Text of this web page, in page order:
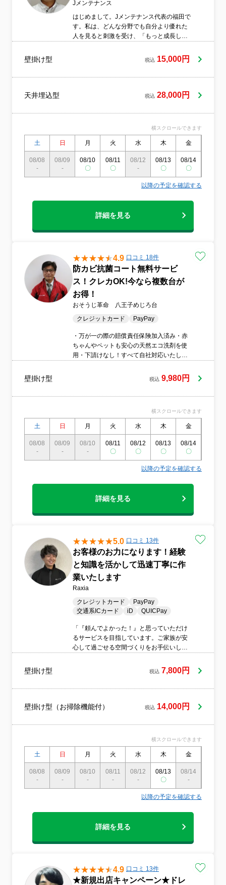
Jメンテナンス
はじめまして。Jメンテナンス代表の福田で
す。私は、どんな分野でも自分より優れた
人を見ると刺激を受け、「もっと成長した
ます。その向上心を大切にしながら、クリ
ーニング技術やサービスの質をさらに高め
しています。仕事でもプライベートでも、
毎日を積み重ねていけるよう努めていま
注力して行きたいと思っています。さまざ
まなことに積極的に挑戦しながら、自分自
身の強みをさらに磨き、社会に役立てる存
在でありたいと考えています。また、当社
では「サービス対象外をできる限り対象内
軟な対応とサービス精神を大切にしていま
す。■丁寧な作業をお約束します。■専門店
いたします。仕上がりの違いをぜひご体感
ください。■お掃除に関するお悩みやご相談
改善できた事例が多数ございます。■お客様
のご希望にできる限りお応えできるよう、
柔軟な対応を心がけています。
壁掛け型 税込 15,000円
天井埋込型 税込 28,000円
横スクロールできます
土 日 月 火 水 木 金
08/08
-
08/09
-
08/10
〇
08/11
〇
08/12
-
08/13
〇
08/14
〇
以降の予定を確認する
詳細を見る
4.9 口コミ 18件
防カビ抗菌コート無料サービ
ス！クレカOK!今なら複数台が
お得！
おそうじ革命 八王子めじろ台
クレジットカード
PayPay
・万が一の際の賠償責任保険加入済み・赤
ちゃんやペットも安心の天然エコ洗剤を使
用・下請けなし！すべて自社対応いたしま
方限定）・駐車代は全額弊社負担します。
壁掛け一般1台…9,980円 2台…17,540
予約後にお見積り金額をご連絡いたしま
壁掛け型 税込 9,980円
横スクロールできます
土 日 月 火 水 木 金
08/08
-
08/09
-
08/10
-
08/11
〇
08/12
〇
08/13
〇
08/14
〇
以降の予定を確認する
詳細を見る
5.0 口コミ 13件
お客様のお力になります！経験
と知識を活かして迅速丁寧に作
業いたします
Raxia
クレジットカード
PayPay
交通系ICカード
iD QUICPay
「『頼んでよかった！』と思っていただけ
るサービスを目指しています。ご家族が安
心して過ごせる空間づくりをお手伝いしま
壁掛け型 税込 7,800円
壁掛け型（お掃除機能付） 税込 14,000円
横スクロールできます
土 日 月 火 水 木 金
08/08
-
08/09
-
08/10
-
08/11
-
08/12
-
08/13
〇
08/14
-
以降の予定を確認する
詳細を見る
4.9 口コミ 13件
★新規出店キャンペーン★ドレ